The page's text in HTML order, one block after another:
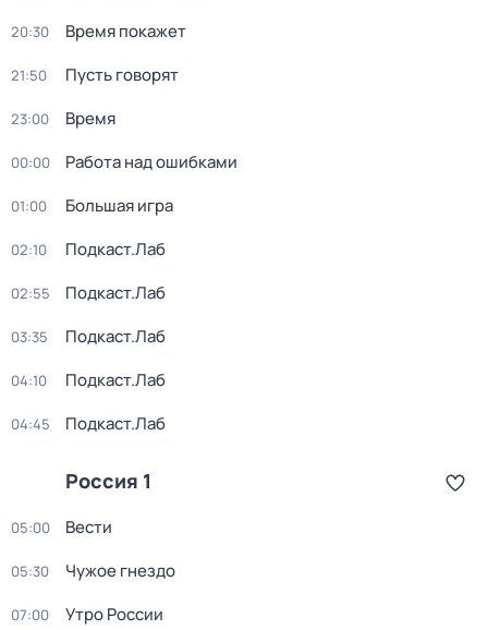
20:30 Время покажет
21:50 Пусть говорят
23:00 Время
00:00 Работа над ошибками
01:00 Большая игра
02:10 Подкаст.Лаб
02:55 Подкаст.Лаб
03:35 Подкаст.Лаб
04:10 Подкаст.Лаб
04:45 Подкаст.Лаб
Россия 1
05:00 Вести
05:30 Чужое гнездо
07:00 Утро России